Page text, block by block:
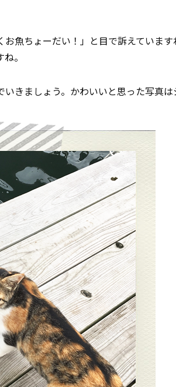
お魚ちょーだい！」と目で訴えていま
。
きましょう。かわいいと思った写真は